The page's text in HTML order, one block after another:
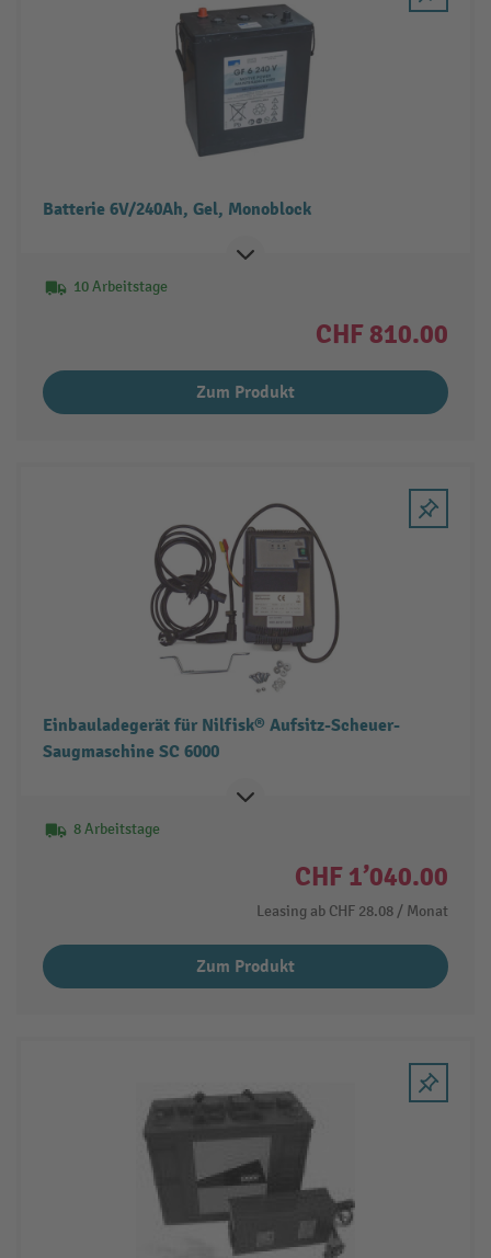
Batterie 6V/240Ah, Gel, Monoblock
10 Arbeitstage
CHF 810.00
Zum Produkt
Einbauladegerät für Nilfisk® Aufsitz-Scheuer-
Saugmaschine SC 6000
8 Arbeitstage
CHF 1’040.00
Leasing ab CHF 28.08 / Monat
Zum Produkt